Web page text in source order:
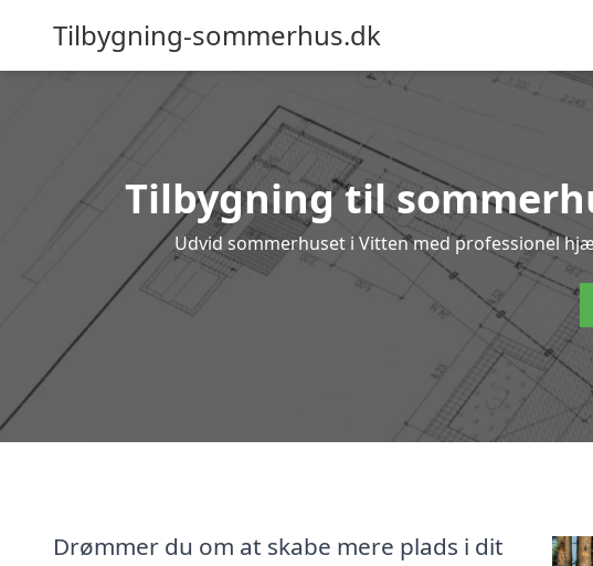
Tilbygning-sommerhus.dk
Tilbygning til
Udvid sommerhuset i Vitten med professionel
Drømmer du om at skabe mere plads i dit